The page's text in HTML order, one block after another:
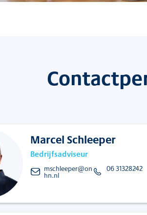
Marcel Schleeper
Bedrijfsadviseur
mschleeper@on
hn.nl
06 31328242